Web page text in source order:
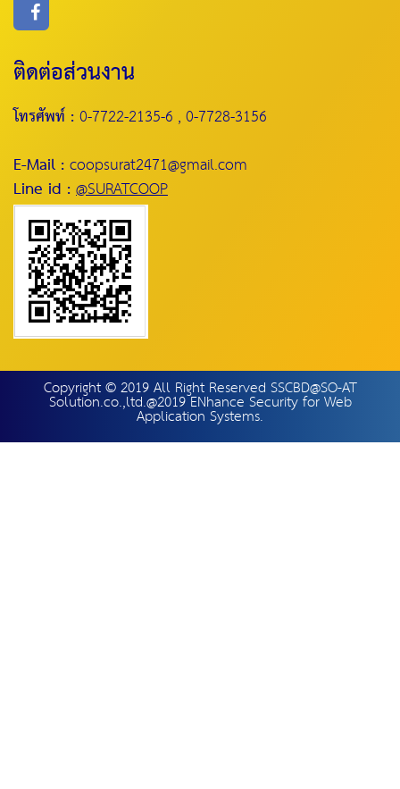
ติดต่อส่วนงาน
โทรศัพท์ :0-7722-2135-6 , 0-7728-3156
E-Mail :coopsurat2471@gmail.com
Line id :@SURATCOOP
Copyright © 2019 All Right Reserved SSCBD@SO-AT
Solution.co.,ltd.@2019 ENhance Security for Web
Application Systems.